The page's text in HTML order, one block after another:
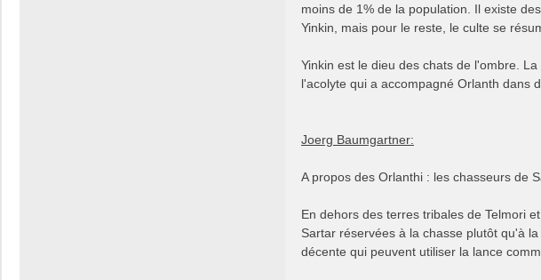
moins de 1% de la population. Il existe
Yinkin, mais pour le reste, le culte se
Yinkin est le dieu des chats de l'ombre.
l'acolyte qui a accompagné Orlanth dans
Joerg Baumgartner:
A propos des Orlanthi : les chasseurs de
En dehors des terres tribales de Telmori
Sartar réservées à la chasse plutôt qu'à
décente qui peuvent utiliser la lance